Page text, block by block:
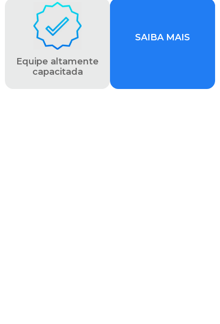
Equipe altamente
capacitada
SAIBA MAIS